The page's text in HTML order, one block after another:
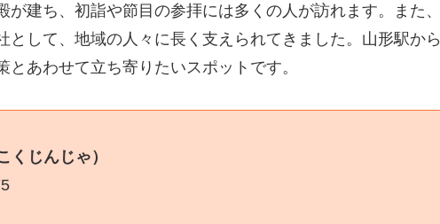
が建ち、初詣や節目の参拝には多くの人が訪れます。また、
として、地域の人々に長く支えられてきました。山形駅から
あわせて立ち寄りたいスポットです。
くじんじゃ）